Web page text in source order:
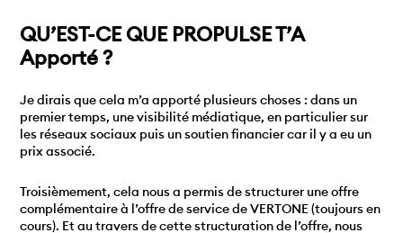
QU’EST-CE QUE PROPULSE T’A
Apporté ?
Je dirais que cela m’a apporté plusieurs choses : dans un
premier temps, une visibilité médiatique, en particulier sur
les réseaux sociaux puis un soutien financier car il y a eu un
prix associé.
Troisièmement, cela nous a permis de structurer une offre
complémentaire à l’offre de service de VERTONE (toujours en
cours). Et au travers de cette structuration de l’offre, nous